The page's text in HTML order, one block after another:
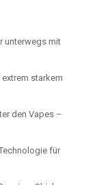
unterwegs mit
starkem
den Vapes –
für